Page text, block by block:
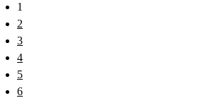
1
2
3
4
5
6